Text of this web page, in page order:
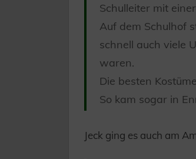
Schulleiter mit
Auf dem Schulhof
schnell auch viele
waren.
Die besten
So kam sogar in
Jeck ging es auch am